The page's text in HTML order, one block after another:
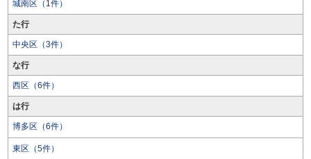
城南区（1件）
た行
中央区（3件）
な行
西区（6件）
は行
博多区（6件）
東区（5件）